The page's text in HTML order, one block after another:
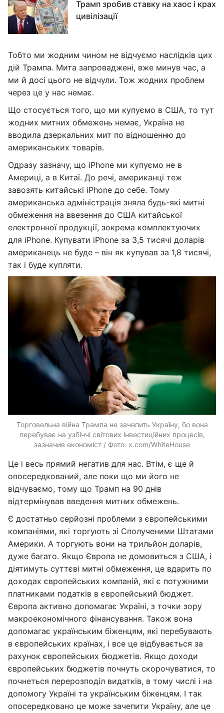
Трамп зробив ставку на хаос і крах
цивілізації
Тобто ми жодним чином не відчуємо наслідків цих
дій Трампа. Мита запроваджені, вже минув час, а
ми й досі цього не відчули. Тож жодних проблем
через це у нас немає.
Що стосується того, що ми купуємо в США, то тут
жодних митних обмежень немає, Україна не
вводила дзеркальних мит по відношенню до
американських товарів.
Одразу зазначу, що iPhone ми купуємо не в
Америці, а в Китаї. До речі, американці теж
завозять китайські iPhone до себе. Тому
американська адміністрація зняла будь-які митні
обмеження на ввезення до США китайської
електронної продукції, зокрема комплектуючих
для iPhone. Купувати iPhone за 3,5 тисячі доларів
американець не буде – він як купував за 1,8 тисячі,
так і буде купляти.
Торговельна війна Трампа не зачепить Україну, бо вона
перебуває на узбіччі світових інвестиційних процесів,
зазначив економіст / Фото: x.com/WhiteHouse
Це і весь прямий негатив для нас. Втім, є ще й
опосередкований, але поки що ми його не
відчуваємо, тому що Трамп на 90 днів
відтермінував введення митних обмежень.
Є достатньо серйозні проблеми з європейськими
компаніями, які торгують зі Сполученими Штатами
Америки. А торгують вони на трильйон доларів,
дуже багато. Якщо Європа не домовиться з США, і
діятимуть суттєві митні обмеження, це вдарить по
доходах європейських компаній, які є потужними
платниками податків в європейський бюджет.
Європа активно допомагає Україні, з точки зору
макроекономічного фінансування. Також вона
допомагає українським біженцям, які перебувають
в європейських країнах, і все це відбувається за
рахунок європейських бюджетів. Якщо доходи
європейських бюджетів почнуть скорочуватися, то
почнеться перерозподіл видатків, в тому числі і на
допомогу Україні та українським біженцям. І так
опосередковано це може зачепити Україну, але це